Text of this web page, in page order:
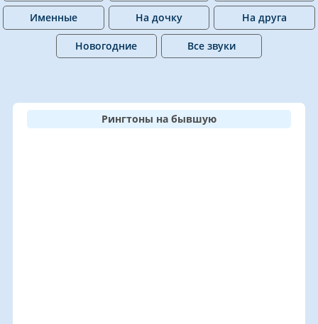
Именные На дочку На друга
Новогодние Все звуки
Рингтоны на бывшую